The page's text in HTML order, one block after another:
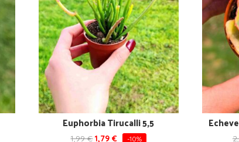
Euphorbia Tirucalli 5,5
1,99€ 1,79€ -10%